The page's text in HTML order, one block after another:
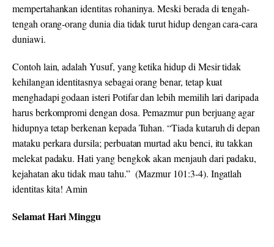
mempertahankan identitas rohaninya. Meski berada di tengah-
tengah orang-orang dunia dia tidak turut hidup dengan cara-cara
duniawi.
Contoh lain, adalah Yusuf, yang ketika hidup di Mesir tidak
kehilangan identitasnya sebagai orang benar, tetap kuat
menghadapi godaan isteri Potifar dan lebih memilih lari daripada
harus berkompromi dengan dosa. Pemazmur pun berjuang agar
hidupnya tetap berkenan kepada Tuhan. “Tiada kutaruh di depan
mataku perkara dursila; perbuatan murtad aku benci, itu takkan
melekat padaku. Hati yang bengkok akan menjauh dari padaku,
kejahatan aku tidak mau tahu.” (Mazmur 101:3-4). Ingatlah
identitas kita! Amin
Selamat Hari Minggu